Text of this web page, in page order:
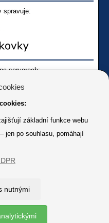
spravuje:
serverech:
SONS
na tomto serveru je
SONS ČR, z. s.
(GDPR)
základní funkce webu
– jen po souhlasu, pomáhají
nutnými